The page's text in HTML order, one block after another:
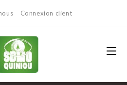
Connexion client